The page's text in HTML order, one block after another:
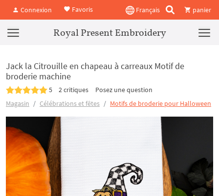
Connexion Favoris Français panier
Royal Present Embroidery
Jack la Citrouille en chapeau à carreaux Motif de
broderie machine
5 2 critiques
Posez une question
Magasin
Célébrations et fêtes Motifs de broderie pour Halloween